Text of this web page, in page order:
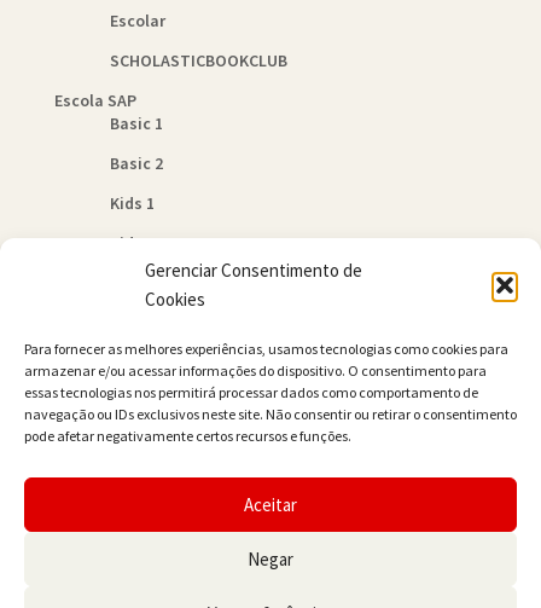
Gerenciar Consentimento de
Cookies
Para fornecer as melhores experiências, usamos tecnologias como cookies para
armazenar e/ou acessar informações do dispositivo. O consentimento para
essas tecnologias nos permitirá processar dados como comportamento de
navegação ou IDs exclusivos neste site. Não consentir ou retirar o consentimento
pode afetar negativamente certos recursos e funções.
Aceitar
Negar
Escolar
SCHOLASTICBOOKCLUB
Escola SAP
Basic 1
Basic 2
Kids 1
Kids 2
Quem Somos
Contato
© JAMER Books 2026